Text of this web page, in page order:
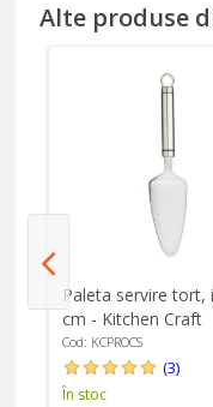
Alte produse
Paleta servire tort,
cm - Kitchen Craft
Cod: KCPROCS
(3)
În stoc